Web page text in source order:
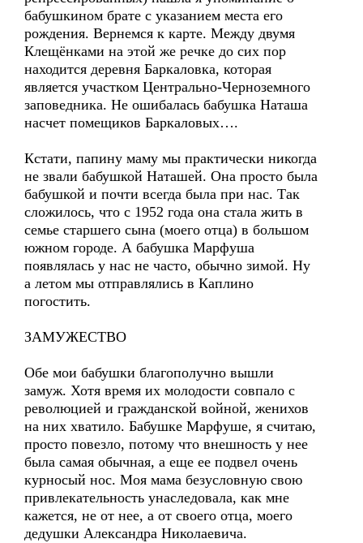
бабушкином брате с указанием места его
рождения. Вернемся к карте. Между двумя
Клещёнками на этой же речке до сих пор
находится деревня Баркаловка, которая
является участком Центрально-Черноземного
заповедника. Не ошибалась бабушка Наташа
насчет помещиков Баркаловых….
Кстати, папину маму мы практически никогда
не звали бабушкой Наташей. Она просто была
бабушкой и почти всегда была при нас. Так
сложилось, что с 1952 года она стала жить в
семье старшего сына (моего отца) в большом
южном городе. А бабушка Марфуша
появлялась у нас не часто, обычно зимой. Ну
а летом мы отправлялись в Каплино
погостить.
ЗАМУЖЕСТВО
Обе мои бабушки благополучно вышли
замуж. Хотя время их молодости совпало с
революцией и гражданской войной, женихов
на них хватило. Бабушке Марфуше, я считаю,
просто повезло, потому что внешность у нее
была самая обычная, а еще ее подвел очень
курносый нос. Моя мама безусловную свою
привлекательность унаследовала, как мне
кажется, не от нее, а от своего отца, моего
дедушки Александра Николаевича.